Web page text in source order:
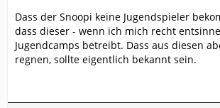
Dass der Snoopi keine Jugendspieler
dass dieser - wenn ich mich recht
Jugendcamps betreibt. Dass aus diesen
regnen, sollte eigentlich bekannt sein.